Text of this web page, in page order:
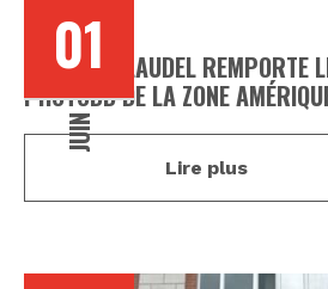
01
JUIN
LE LYCÉE CLAUDEL REMPORTE
PHOTODD DE LA ZONE
Lire plus